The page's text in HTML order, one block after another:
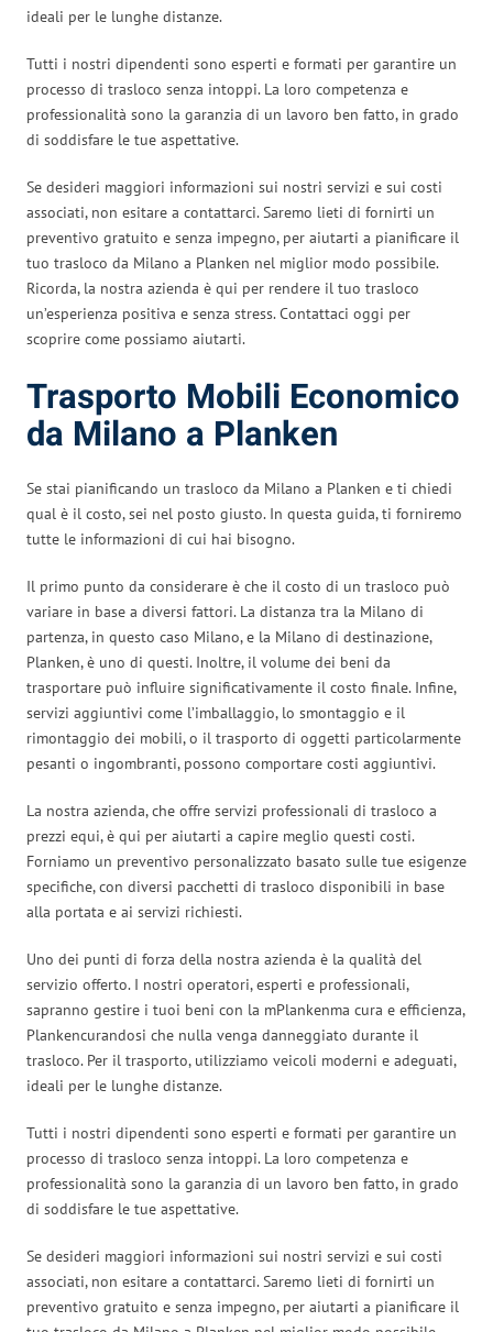
ideali per le lunghe distanze.
Tutti i nostri dipendenti sono esperti e formati per garantire un
processo di trasloco senza intoppi. La loro competenza e
professionalità sono la garanzia di un lavoro ben fatto, in grado
di soddisfare le tue aspettative.
Se desideri maggiori informazioni sui nostri servizi e sui costi
associati, non esitare a contattarci. Saremo lieti di fornirti un
preventivo gratuito e senza impegno, per aiutarti a pianificare il
tuo trasloco da Milano a Planken nel miglior modo possibile.
Ricorda, la nostra azienda è qui per rendere il tuo trasloco
un’esperienza positiva e senza stress. Contattaci oggi per
scoprire come possiamo aiutarti.
Trasporto Mobili Economico
da Milano a Planken
Se stai pianificando un trasloco da Milano a Planken e ti chiedi
qual è il costo, sei nel posto giusto. In questa guida, ti forniremo
tutte le informazioni di cui hai bisogno.
Il primo punto da considerare è che il costo di un trasloco può
variare in base a diversi fattori. La distanza tra la Milano di
partenza, in questo caso Milano, e la Milano di destinazione,
Planken, è uno di questi. Inoltre, il volume dei beni da
trasportare può influire significativamente il costo finale. Infine,
servizi aggiuntivi come l’imballaggio, lo smontaggio e il
rimontaggio dei mobili, o il trasporto di oggetti particolarmente
pesanti o ingombranti, possono comportare costi aggiuntivi.
La nostra azienda, che offre servizi professionali di trasloco a
prezzi equi, è qui per aiutarti a capire meglio questi costi.
Forniamo un preventivo personalizzato basato sulle tue esigenze
specifiche, con diversi pacchetti di trasloco disponibili in base
alla portata e ai servizi richiesti.
Uno dei punti di forza della nostra azienda è la qualità del
servizio offerto. I nostri operatori, esperti e professionali,
sapranno gestire i tuoi beni con la mPlankenma cura e efficienza,
Plankencurandosi che nulla venga danneggiato durante il
trasloco. Per il trasporto, utilizziamo veicoli moderni e adeguati,
ideali per le lunghe distanze.
Tutti i nostri dipendenti sono esperti e formati per garantire un
processo di trasloco senza intoppi. La loro competenza e
professionalità sono la garanzia di un lavoro ben fatto, in grado
di soddisfare le tue aspettative.
Se desideri maggiori informazioni sui nostri servizi e sui costi
associati, non esitare a contattarci. Saremo lieti di fornirti un
preventivo gratuito e senza impegno, per aiutarti a pianificare il